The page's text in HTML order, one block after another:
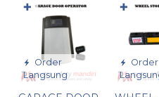
Order
Langsung
✚
Order
✚